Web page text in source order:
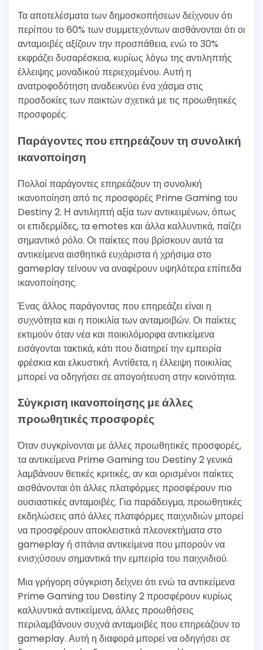
Τα αποτελέσματα των δημοσκοπήσεων δείχνουν ότι
περίπου το 60% των συμμετεχόντων αισθάνονται ότι οι
ανταμοιβές αξίζουν την προσπάθεια, ενώ το 30%
εκφράζει δυσαρέσκεια, κυρίως λόγω της αντιληπτής
έλλειψης μοναδικού περιεχομένου. Αυτή η
ανατροφοδότηση αναδεικνύει ένα χάσμα στις
προσδοκίες των παικτών σχετικά με τις προωθητικές
προσφορές.
Παράγοντες που επηρεάζουν τη συνολική
ικανοποίηση
Πολλοί παράγοντες επηρεάζουν τη συνολική
ικανοποίηση από τις προσφορές Prime Gaming του
Destiny 2. Η αντιληπτή αξία των αντικειμένων, όπως
οι επιδερμίδες, τα emotes και άλλα καλλυντικά, παίζει
σημαντικό ρόλο. Οι παίκτες που βρίσκουν αυτά τα
αντικείμενα αισθητικά ευχάριστα ή χρήσιμα στο
gameplay τείνουν να αναφέρουν υψηλότερα επίπεδα
ικανοποίησης.
Ένας άλλος παράγοντας που επηρεάζει είναι η
συχνότητα και η ποικιλία των ανταμοιβών. Οι παίκτες
εκτιμούν όταν νέα και ποικιλόμορφα αντικείμενα
εισάγονται τακτικά, κάτι που διατηρεί την εμπειρία
φρέσκια και ελκυστική. Αντίθετα, η έλλειψη ποικιλίας
μπορεί να οδηγήσει σε απογοήτευση στην κοινότητα.
Σύγκριση ικανοποίησης με άλλες
προωθητικές προσφορές
Όταν συγκρίνονται με άλλες προωθητικές προσφορές,
τα αντικείμενα Prime Gaming του Destiny 2 γενικά
λαμβάνουν θετικές κριτικές, αν και ορισμένοι παίκτες
αισθάνονται ότι άλλες πλατφόρμες προσφέρουν πιο
ουσιαστικές ανταμοιβές. Για παράδειγμα, προωθητικές
εκδηλώσεις από άλλες πλατφόρμες παιχνιδιών μπορεί
να προσφέρουν αποκλειστικά πλεονεκτήματα στο
gameplay ή σπάνια αντικείμενα που μπορούν να
ενισχύσουν σημαντικά την εμπειρία του παιχνιδιού.
Μια γρήγορη σύγκριση δείχνει ότι ενώ τα αντικείμενα
Prime Gaming του Destiny 2 προσφέρουν κυρίως
καλλυντικά αντικείμενα, άλλες προωθήσεις
περιλαμβάνουν συχνά ανταμοιβές που επηρεάζουν το
gameplay. Αυτή η διαφορά μπορεί να οδηγήσει σε